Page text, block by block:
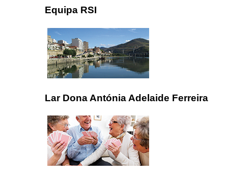
Equipa RSI
Lar Dona Antónia Adelaide Ferreira